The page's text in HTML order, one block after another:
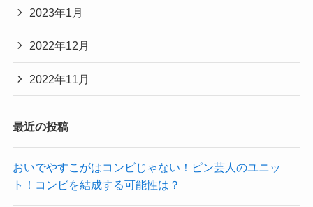
2023年1月
2022年12月
2022年11月
最近の投稿
おいでやすこがはコンビじゃない！ピン芸人のユニッ
ト！コンビを結成する可能性は？